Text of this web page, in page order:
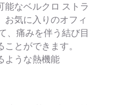
能なベルクロ ストラ
お気に入りのオフィ
、痛みを伴う結び目
とができます。
ような熱機能